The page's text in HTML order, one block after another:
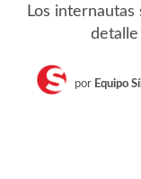
Los
por Equipo